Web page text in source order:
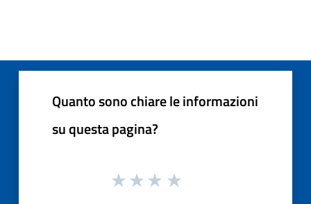
Quanto sono chiare le informazioni
su questa pagina?